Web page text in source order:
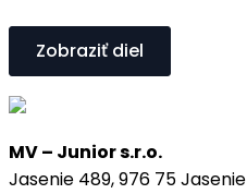
Zobraziť diel
MV – Junior s.r.o.
Jasenie 489, 976 75 Jasenie